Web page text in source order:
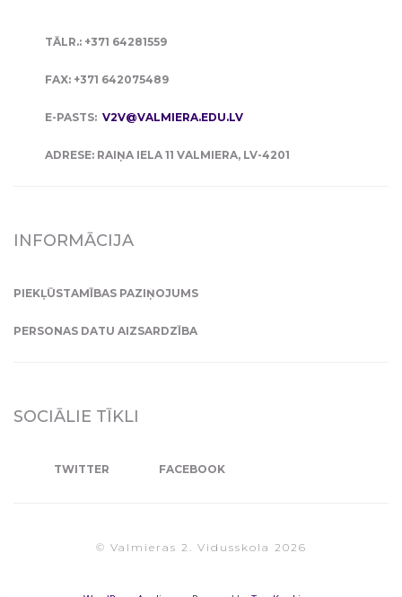
TĀLR.: +371 64281559
FAX: +371 642075489
E-PASTS: V2V@VALMIERA.EDU.LV
ADRESE: RAIŅA IELA 11 VALMIERA, LV-4201
INFORMĀCIJA
PIEKĻŪSTAMĪBAS PAZIŅOJUMS
PERSONAS DATU AIZSARDZĪBA
SOCIĀLIE TĪKLI
TWITTER FACEBOOK
© Valmieras 2. Vidusskola 2026